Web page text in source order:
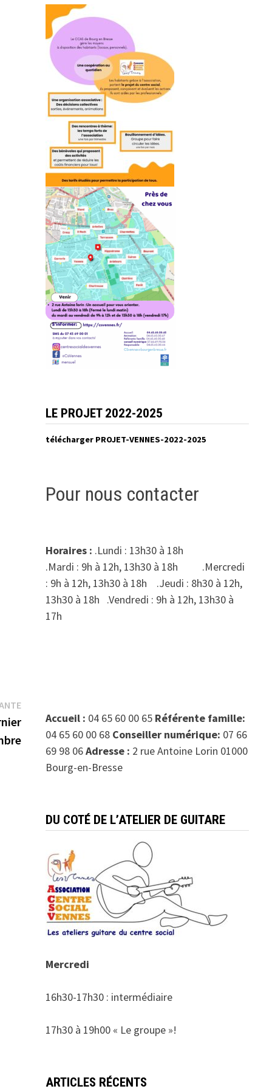
Publication
suivante :
LE PROJET 2022-2025
télécharger PROJET-VENNES-2022-2025
Pour nous contacter
Horaires : .Lundi : 13h30 à 18h
.Mardi : 9h à 12h, 13h30 à 18h .Mercredi
: 9h à 12h, 13h30 à 18h .Jeudi : 8h30 à 12h,
13h30 à 18h .Vendredi : 9h à 12h, 13h30 à
17h
Accueil : 04 65 60 00 65 Référente famille:
04 65 60 00 68 Conseiller numérique: 07 66
69 98 06Adresse : 2 rue Antoine Lorin 01000
Bourg-en-Bresse
DU COTÉ DE L’ATELIER DE GUITARE
Mercredi
16h30-17h30 : intermédiaire
17h30 à 19h00 « Le groupe »!
ARTICLES RÉCENTS